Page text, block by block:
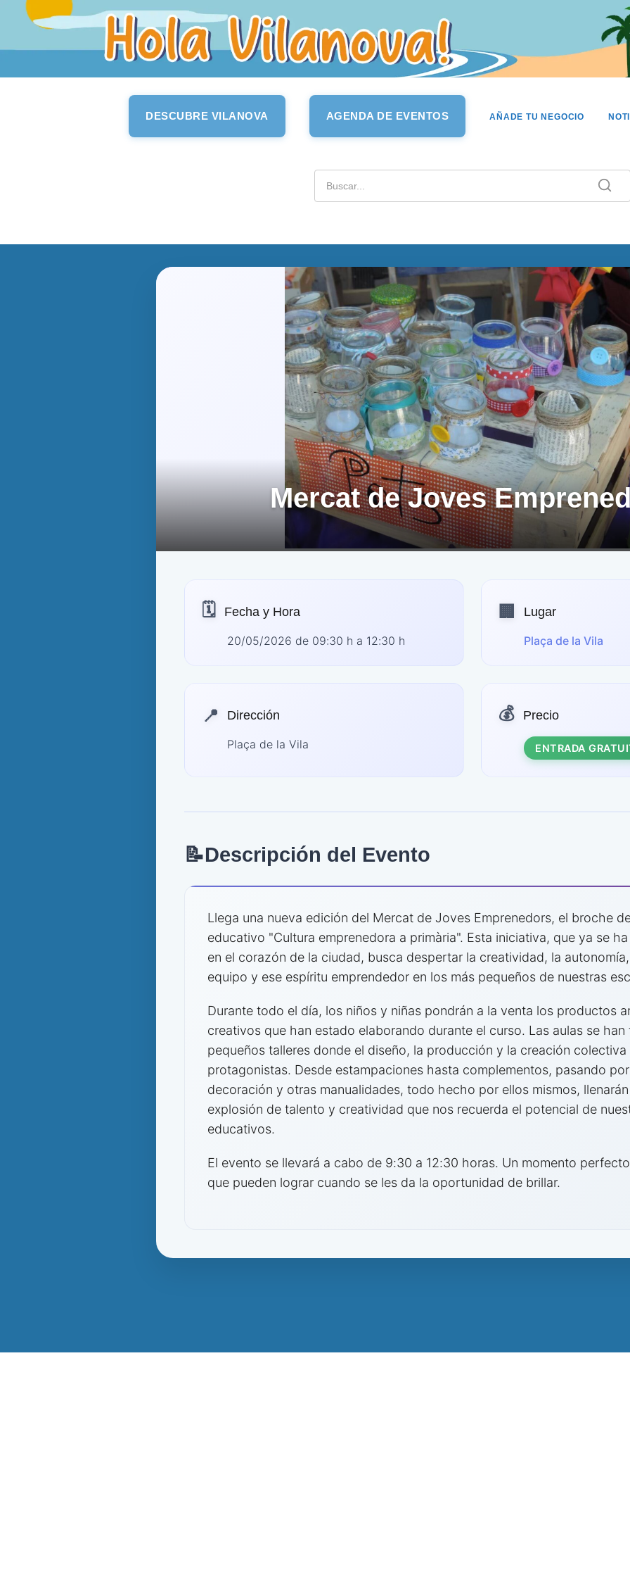
DESCUBRE VILANOVA AGENDA DE EVENTOS AÑADE TU NEGOCIO
Mercat de Joves
🗓️ Fecha y Hora
20/05/2026 de 09:30 h a 12:30 h
🏢 Lugar
Plaça de la Vila
📍 Dirección
Plaça de la Vila
💰 Precio
ENTRADA
📝Descripción del Evento
Llega una nueva edición del Mercat de Joves Emprenedors, el broche
educativo "Cultura emprenedora a primària". Esta iniciativa, que ya se
en el corazón de la ciudad, busca despertar la creatividad, la
equipo y ese espíritu emprendedor en los más pequeños de nuestras
Durante todo el día, los niños y niñas pondrán a la venta los productos
creativos que han estado elaborando durante el curso. Las aulas se
pequeños talleres donde el diseño, la producción y la creación
protagonistas. Desde estampaciones hasta complementos, pasando
decoración y otras manualidades, todo hecho por ellos mismos,
explosión de talento y creatividad que nos recuerda el potencial de
educativos.
El evento se llevará a cabo de 9:30 a 12:30 horas. Un momento
que pueden lograr cuando se les da la oportunidad de brillar.